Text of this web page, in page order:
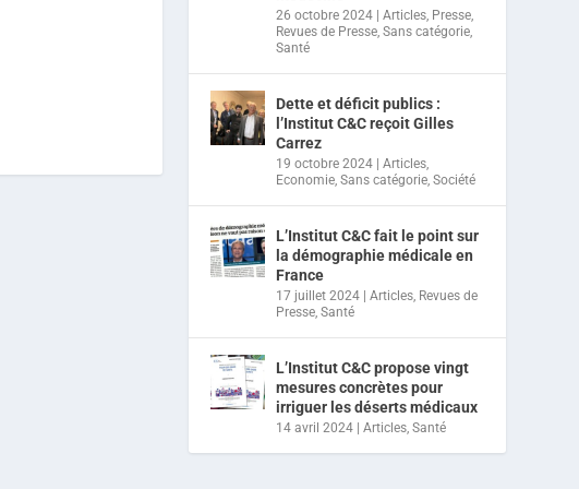
26 octobre 2024 |Articles, Presse,
Revues de Presse,Sans catégorie,
Santé
Dette et déficit publics :
l’Institut C&C reçoit Gilles
Carrez
19 octobre 2024 |Articles,
Economie,Sans catégorie,Société
L’Institut C&C fait le point sur
la démographie médicale en
France
17 juillet 2024 |Articles, Revues de
Presse,Santé
L’Institut C&C propose vingt
mesures concrètes pour
irriguer les déserts médicaux
14 avril 2024 |Articles,Santé